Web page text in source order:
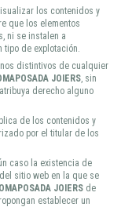
los contenidos y
que los elementos
ni se instalen a
tipo de explotación.
distintivos de cualquier
JOIERS, sin
derecho alguno
de los contenidos y
por el titular de los
caso la existencia de
sitio web en la que se
JOIERS de
establecer un